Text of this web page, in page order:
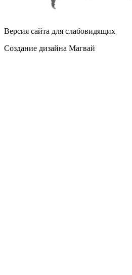
Версия сайта для слабовидящих
Создание дизайна Магвай